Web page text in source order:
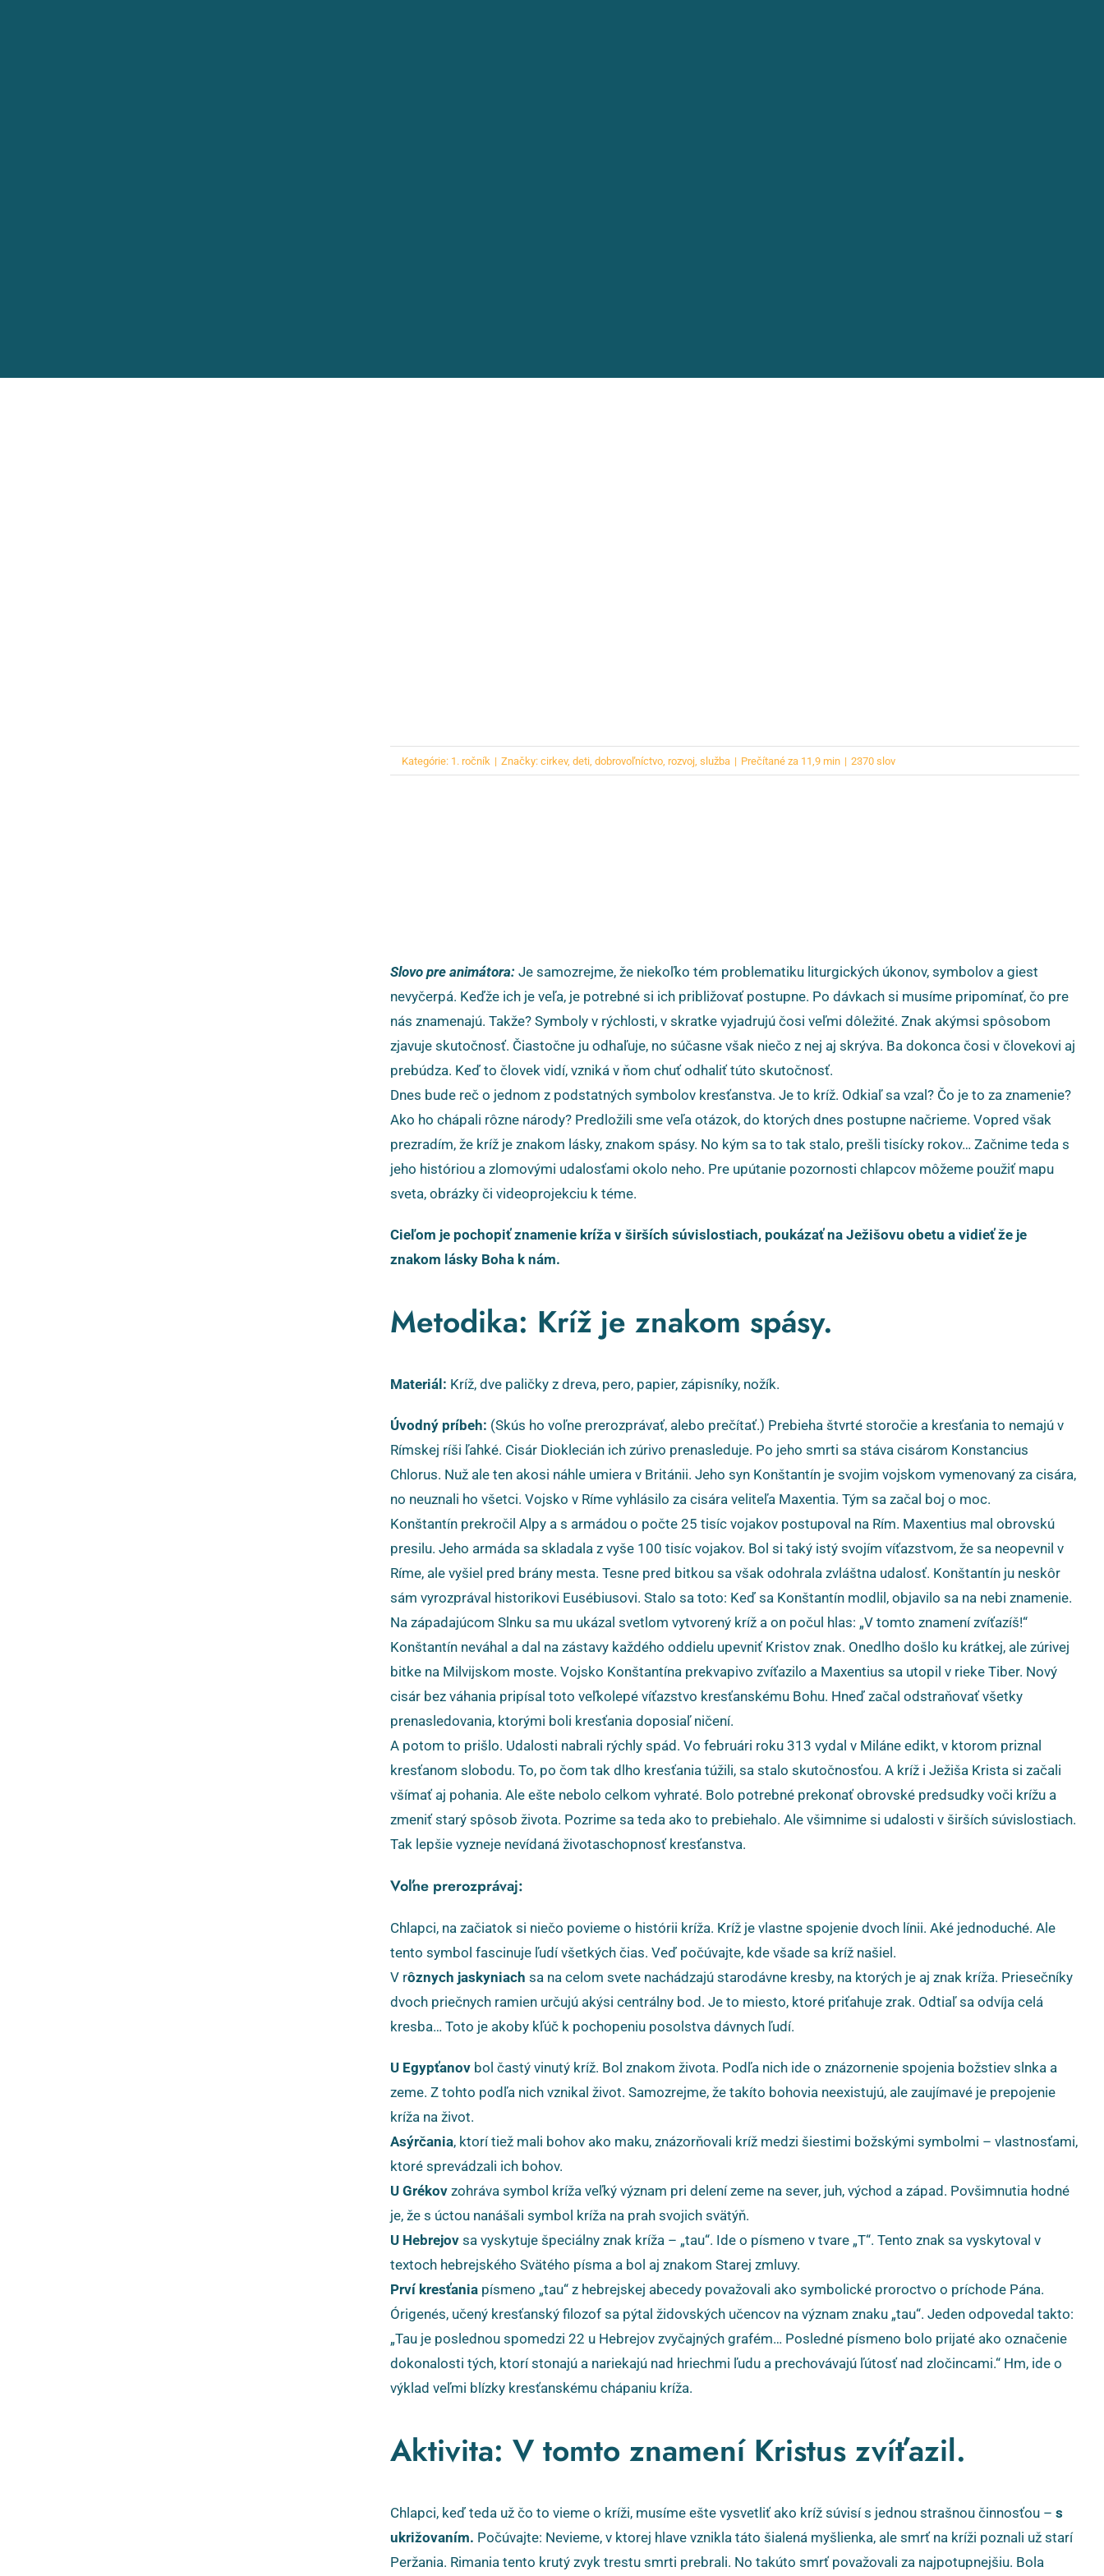
Kategórie: 1. ročník | Značky: cirkev, deti, dobrovoľníctvo, rozvoj služba | Prečítané za 11,9 min | 2370 slov
Slovo pre animátora: Je samozrejme, že niekoľko tém problematiku liturgických úkonov, symbolov a giest
nevyčerpá. Keďže ich je veľa, je potrebné si ich približovať postupne. Po dávkach si musíme pripomínať, čo pre
nás znamenajú. Takže? Symboly v rýchlosti, v skratke vyjadrujú čosi veľmi dôležité. Znak akýmsi spôsobom
zjavuje skutočnosť. Čiastočne ju odhaľuje, no súčasne však niečo z nej aj skrýva. Ba dokonca čosi v človekovi aj
prebúdza. Keď to človek vidí, vzniká v ňom chuť odhaliť túto skutočnosť.
Dnes bude reč o jednom z podstatných symbolov kresťanstva. Je to kríž. Odkiaľ sa vzal? Čo je to za znamenie?
Ako ho chápali rôzne národy? Predložili sme veľa otázok, do ktorých dnes postupne načrieme. Vopred však
prezradím, že kríž je znakom lásky, znakom spásy. No kým sa to tak stalo, prešli tisícky rokov… Začnime teda s
jeho históriou a zlomovými udalosťami okolo neho. Pre upútanie pozornosti chlapcov môžeme použiť mapu
sveta, obrázky či videoprojekciu k téme.
Cieľom je pochopiť znamenie kríža v širších súvislostiach, poukázať na Ježišovu obetu a vidieť že je
znakom lásky Boha k nám.
Metodika: Kríž je znakom spásy.
Materiál: Kríž, dve paličky z dreva, pero, papier, zápisníky, nožík.
Úvodný príbeh: (Skús ho voľne prerozprávať, alebo prečítať.) Prebieha štvrté storočie a kresťania to nemajú v
Rímskej ríši ľahké. Cisár Dioklecián ich zúrivo prenasleduje. Po jeho smrti sa stáva cisárom Konstancius
Chlorus. Nuž ale ten akosi náhle umiera v Británii. Jeho syn Konštantín je svojim vojskom vymenovaný za cisára,
no neuznali ho všetci. Vojsko v Ríme vyhlásilo za cisára veliteľa Maxentia. Tým sa začal boj o moc.
Konštantín prekročil Alpy a s armádou o počte 25 tisíc vojakov postupoval na Rím. Maxentius mal obrovskú
presilu. Jeho armáda sa skladala z vyše 100 tisíc vojakov. Bol si taký istý svojím víťazstvom, že sa neopevnil v
Ríme, ale vyšiel pred brány mesta. Tesne pred bitkou sa však odohrala zvláštna udalosť. Konštantín ju neskôr
sám vyrozprával historikovi Eusébiusovi. Stalo sa toto: Keď sa Konštantín modlil, objavilo sa na nebi znamenie.
Na západajúcom Slnku sa mu ukázal svetlom vytvorený kríž a on počul hlas: „V tomto znamení zvíťazíš!“
Konštantín neváhal a dal na zástavy každého oddielu upevniť Kristov znak. Onedlho došlo ku krátkej, ale zúrivej
bitke na Milvijskom moste. Vojsko Konštantína prekvapivo zvíťazilo a Maxentius sa utopil v rieke Tiber. Nový
cisár bez váhania pripísal toto veľkolepé víťazstvo kresťanskému Bohu. Hneď začal odstraňovať všetky
prenasledovania, ktorými boli kresťania doposiaľ ničení.
A potom to prišlo. Udalosti nabrali rýchly spád. Vo februári roku 313 vydal v Miláne edikt, v ktorom priznal
kresťanom slobodu. To, po čom tak dlho kresťania túžili, sa stalo skutočnosťou. A kríž i Ježiša Krista si začali
všímať aj pohania. Ale ešte nebolo celkom vyhraté. Bolo potrebné prekonať obrovské predsudky voči krížu a
zmeniť starý spôsob života. Pozrime sa teda ako to prebiehalo. Ale všimnime si udalosti v širších súvislostiach.
Tak lepšie vyzneje nevídaná životaschopnosť kresťanstva.
Voľne prerozprávaj:
Chlapci, na začiatok si niečo povieme o histórii kríža. Kríž je vlastne spojenie dvoch línii. Aké jednoduché. Ale
tento symbol fascinuje ľudí všetkých čias. Veď počúvajte, kde všade sa kríž našiel.
V rôznych jaskyniach sa na celom svete nachádzajú starodávne kresby, na ktorých je aj znak kríža. Priesečníky
dvoch priečnych ramien určujú akýsi centrálny bod. Je to miesto, ktoré priťahuje zrak. Odtiaľ sa odvíja celá
kresba… Toto je akoby kľúč k pochopeniu posolstva dávnych ľudí.
U Egypťanov bol častý vinutý kríž. Bol znakom života. Podľa nich ide o znázornenie spojenia božstiev slnka a
zeme. Z tohto podľa nich vznikal život. Samozrejme, že takíto bohovia neexistujú, ale zaujímavé je prepojenie
kríža na život.
Asýrčania, ktorí tiež mali bohov ako maku, znázorňovali kríž medzi šiestimi božskými symbolmi – vlastnosťami,
ktoré sprevádzali ich bohov.
U Grékov zohráva symbol kríža veľký význam pri delení zeme na sever, juh, východ a západ. Povšimnutia hodné
je, že s úctou nanášali symbol kríža na prah svojich svätýň.
U Hebrejov sa vyskytuje špeciálny znak kríža – „tau“. Ide o písmeno v tvare „T“. Tento znak sa vyskytoval v
textoch hebrejského Svätého písma a bol aj znakom Starej zmluvy.
Prví kresťania písmeno „tau“ z hebrejskej abecedy považovali ako symbolické proroctvo o príchode Pána.
Órigenés, učený kresťanský filozof sa pýtal židovských učencov na význam znaku „tau“. Jeden odpovedal takto:
„Tau je poslednou spomedzi 22 u Hebrejov zvyčajných grafém… Posledné písmeno bolo prijaté ako označenie
dokonalosti tých, ktorí stonajú a nariekajú nad hriechmi ľudu a prechovávajú ľútosť nad zločincami.“ Hm, ide o
výklad veľmi blízky kresťanskému chápaniu kríža.
Aktivita: V tomto znamení Kristus zvíťazil.
Chlapci, keď teda už čo to vieme o kríži, musíme ešte vysvetliť ako kríž súvisí s jednou strašnou činnosťou – s
ukrižovaním. Počúvajte: Nevieme, v ktorej hlave vznikla táto šialená myšlienka, ale smrť na kríži poznali už starí
Peržania. Rimania tento krutý zvyk trestu smrti prebrali. No takúto smrť považovali za najpotupnejšiu. Bola